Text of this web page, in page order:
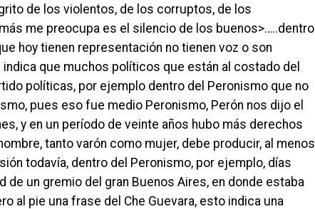
de los violentos, de los corruptos, de los
me preocupa es el silencio de los buenos>…..dentro
hoy tienen representación no tienen voz o son
que muchos políticos que están al costado del
políticas, por ejemplo dentro del Peronismo que no
pues eso fue medio Peronismo, Perón nos dijo el
y en un período de veinte años hubo más derechos
tanto varón como mujer, debe producir, al menos
todavía, dentro del Peronismo, por ejemplo, días
de un gremio del gran Buenos Aires, en donde estaba
al pie una frase del Che Guevara, esto indica una